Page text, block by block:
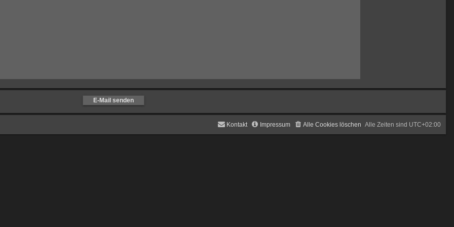
Alle Zeiten sind UTC+02:00
Alle Cookies löschen
Impressum
Kontakt